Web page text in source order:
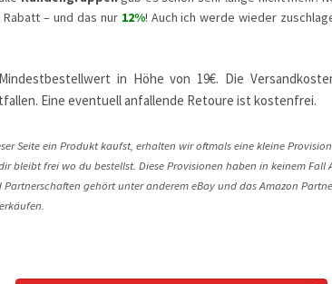
– und das nur 12%! Auch ich werde wieder
in Höhe von 19€. Die
Eine eventuell anfallende Retoure ist kostenfrei.
Seite ein Produkt kaufst, erhalten wir oftmals eine kleine
bleibt frei wo du bestellst. Diese Provisionen haben in keinem Fall
gehört unter anderem eBay und das Amazon